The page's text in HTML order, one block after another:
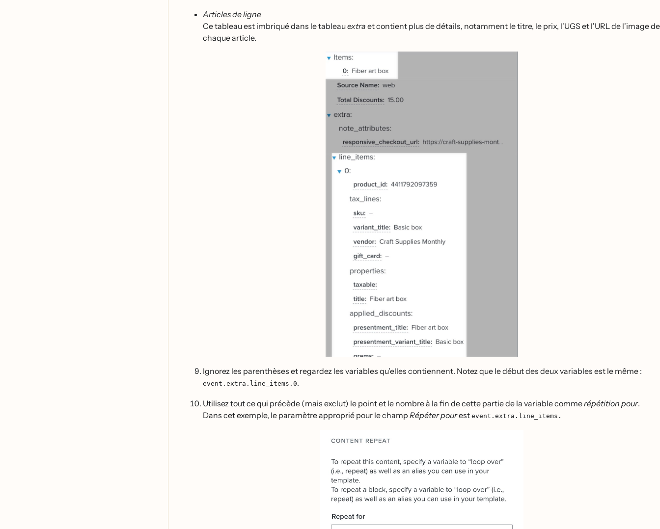
Articles de ligne
Ce tableau est imbriqué dans le tableauextra et contient plus de détails, notamment le titre, le prix, l'UGS et l'URL de l'image de
chaque article.
Ignorez les parenthèses et regardez les variables qu'elles contiennent. Notez que le début des deux variables est le même :
event.extra.line_items.0.
Utilisez tout ce qui précède (mais exclut) le point et le nombre à la fin de cette partie de la variable commerépétition pour.
Dans cet exemple, le paramètre approprié pour le champ Répéter pourest event.extra.line_items.